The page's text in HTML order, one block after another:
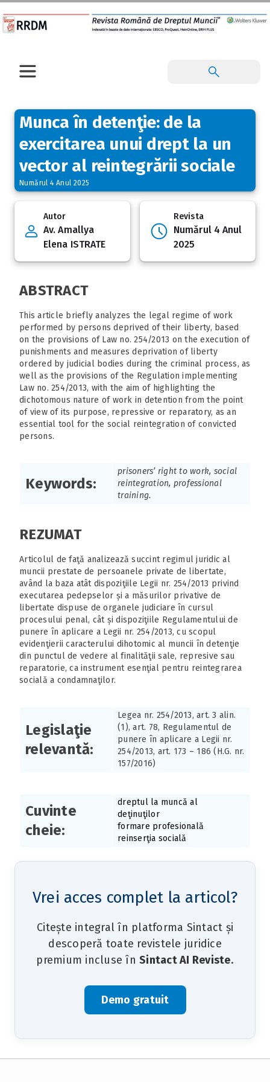
Munca în detenţie: de la
exercitarea unui drept la un
vector al reintegrării sociale
Numărul 4 Anul 2025
Autor
Av. Amallya
Elena ISTRATE
Revista
Numărul 4 Anul
2025
ABSTRACT
This article briefly analyzes the legal regime of work
performed by persons deprived of their liberty, based
on the provisions of Law no. 254/2013 on the execution of
punishments and measures deprivation of liberty
ordered by judicial bodies during the criminal process, as
well as the provisions of the Regulation implementing
Law no. 254/2013, with the aim of highlighting the
dichotomous nature of work in detention from the point
of view of its purpose, repressive or reparatory, as an
essential tool for the social reintegration of convicted
persons.
Keywords:
prisoners’ right to work, social
reintegration, professional
training.
REZUMAT
Articolul de faţă analizează succint regimul juridic al
muncii prestate de persoanele private de libertate,
având la baza atât dispoziţiile Legii nr. 254/2013 privind
executarea pedepselor și a măsurilor privative de
libertate dispuse de organele judiciare în cursul
procesului penal, cât și dispoziţiile Regulamentului de
punere în aplicare a Legii nr. 254/2013, cu scopul
evidenţierii caracterului dihotomic al muncii în detenţie
din punctul de vedere al finalităţii sale, represive sau
reparatorie, ca instrument esenţial pentru reintegrarea
socială a condamnaţilor.
Legislaţie
relevantă:
Legea nr. 254/2013, art. 3 alin.
(1), art. 78, Regulamentul de
punere în aplicare a Legii nr.
254/2013, art. 173 – 186 (H.G. nr.
157/2016)
Cuvinte
cheie:
dreptul la muncă al
deţinuţilor
formare profesională
reinserţia socială
Vrei acces complet la articol?
Citește integral în platforma Sintact și
descoperă toate revistele juridice
premium incluse în Sintact AI Reviste.
Demo gratuit